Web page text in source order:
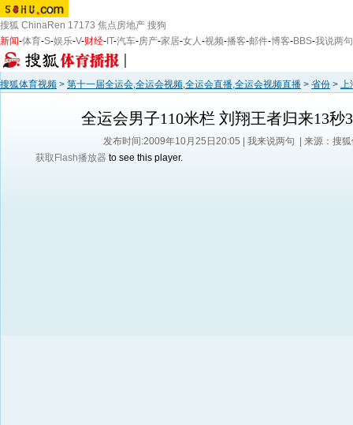
搜狐 ChinaRen 17173 焦点房地产 搜狗
新闻-体育-S-娱乐-V-财经- IT-汽车-房产-家居-女人-视频-播客-邮件-博客-BBS-我说两句
搜狐体育视频 > 第十一届全运会,全运会视频,全运会直播,全运会视频直播 > 省份 > 上
全运会男子110米栏 刘翔王者归来13秒
发布时间:2009年10月25日20:05 | 我来说两句
| 来源：搜
获取Flash播放器 to see this player.